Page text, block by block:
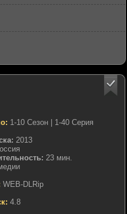
1-10 Сезон | 1-40 Серия
2013
23 мин.
WEB-DLRip
4.8